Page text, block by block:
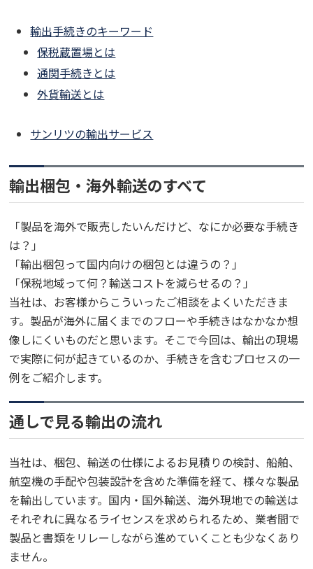
輸出手続きのキーワード
保税蔵置場とは
通関手続きとは
外貨輸送とは
サンリツの輸出サービス
輸出梱包・海外輸送のすべて
「製品を海外で販売したいんだけど、なにか必要な手続き
は？」
「輸出梱包って国内向けの梱包とは違うの？」
「保税地域って何？輸送コストを減らせるの？」
当社は、お客様からこういったご相談をよくいただきま
す。製品が海外に届くまでのフローや手続きはなかなか想
像しにくいものだと思います。そこで今回は、輸出の現場
で実際に何が起きているのか、手続きを含むプロセスの一
例をご紹介します。
通しで見る輸出の流れ
当社は、梱包、輸送の仕様によるお見積りの検討、船舶、
航空機の手配や包装設計を含めた準備を経て、様々な製品
を輸出しています。国内・国外輸送、海外現地での輸送は
それぞれに異なるライセンスを求められるため、業者間で
製品と書類をリレーしながら進めていくことも少なくあり
ません。